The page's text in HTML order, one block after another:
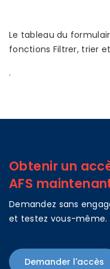
Le tableau du
fonctions Filtrer, trier
.
Obtenir un
AFS
Demandez sans
et testez vous-même.
Demander l'accès